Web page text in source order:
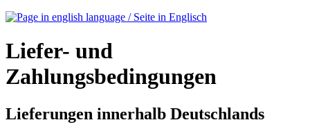
Liefer- und
Zahlungsbedingungen
Lieferungen innerhalb Deutschlands